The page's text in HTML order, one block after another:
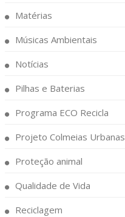
Matérias
Músicas Ambientais
Notícias
Pilhas e Baterias
Programa ECO Recicla
Projeto Colmeias Urbanas
Proteção animal
Qualidade de Vida
Reciclagem